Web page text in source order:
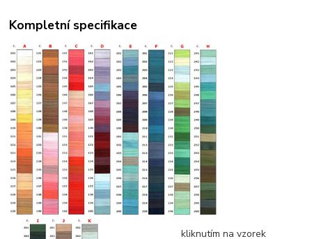
Kompletní specifikace
kliknutím na vzorek